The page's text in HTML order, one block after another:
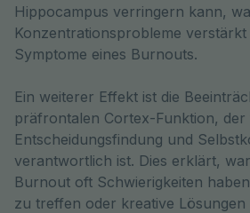
Hippocampus verringern kann,
Konzentrationsprobleme verstärkt
Symptome eines Burnouts.
Ein weiterer Effekt ist die
präfrontalen Cortex-Funktion,
Entscheidungsfindung und
verantwortlich ist. Dies erklärt,
Burnout oft Schwierigkeiten
zu treffen oder kreative Lösungen